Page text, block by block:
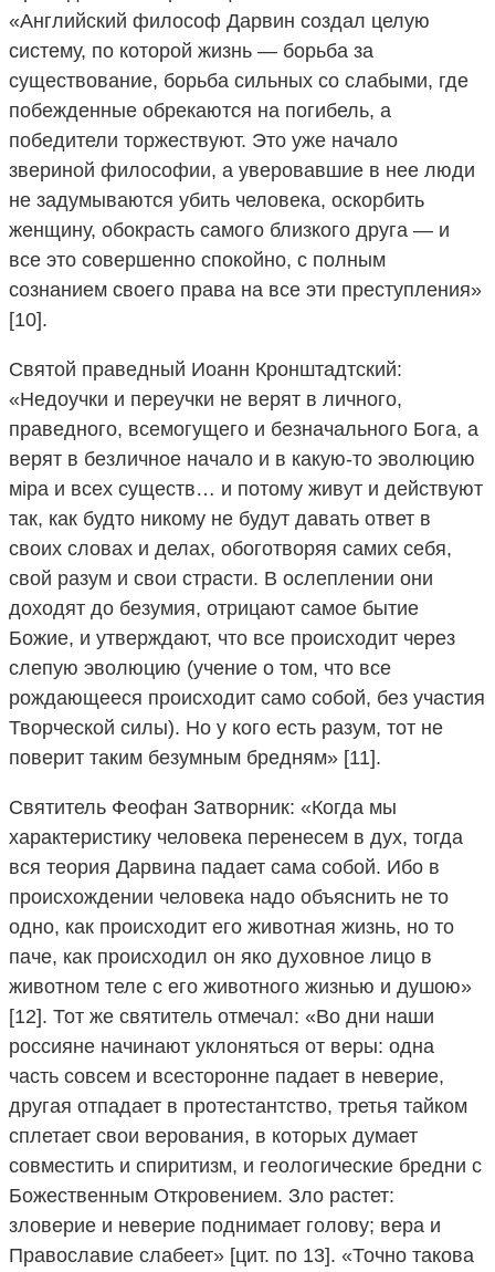
«Английский философ Дарвин создал целую
систему, по которой жизнь — борьба за
существование, борьба сильных со слабыми, где
побежденные обрекаются на погибель, а
победители торжествуют. Это уже начало
звериной философии, а уверовавшие в нее люди
не задумываются убить человека, оскорбить
женщину, обокрасть самого близкого друга — и
все это совершенно спокойно, с полным
сознанием своего права на все эти преступления»
[10].
Святой праведный Иоанн Кронштадтский:
«Недоучки и переучки не верят в личного,
праведного, всемогущего и безначального Бога, а
верят в безличное начало и в какую-то эволюцию
мiра и всех существ… и потому живут и действуют
так, как будто никому не будут давать ответ в
своих словах и делах, обоготворяя самих себя,
свой разум и свои страсти. В ослеплении они
доходят до безумия, отрицают самое бытие
Божие, и утверждают, что все происходит через
слепую эволюцию (учение о том, что все
рождающееся происходит само собой, без участия
Творческой силы). Но у кого есть разум, тот не
поверит таким безумным бредням» [11].
Святитель Феофан Затворник: «Когда мы
характеристику человека перенесем в дух, тогда
вся теория Дарвина падает сама собой. Ибо в
происхождении человека надо объяснить не то
одно, как происходит его животная жизнь, но то
паче, как происходил он яко духовное лицо в
животном теле с его животного жизнью и душою»
[12]. Тот же святитель отмечал: «Во дни наши
россияне начинают уклоняться от веры: одна
часть совсем и всесторонне падает в неверие,
другая отпадает в протестантство, третья тайком
сплетает свои верования, в которых думает
совместить и спиритизм, и геологические бредни с
Божественным Откровением. Зло растет:
зловерие и неверие поднимает голову; вера и
Православие слабеет» [цит. по 13]. «Точно такова